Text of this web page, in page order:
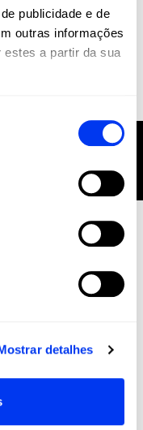
publicidade e de
outras informações
estes a partir da sua
detalhes
188,00 €
235,00 €